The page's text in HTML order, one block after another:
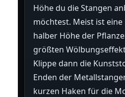
Höhe du die Stangen
möchtest. Meist ist
halber Höhe der
größten
Klippe dann die
Enden der
kurzen Haken für die